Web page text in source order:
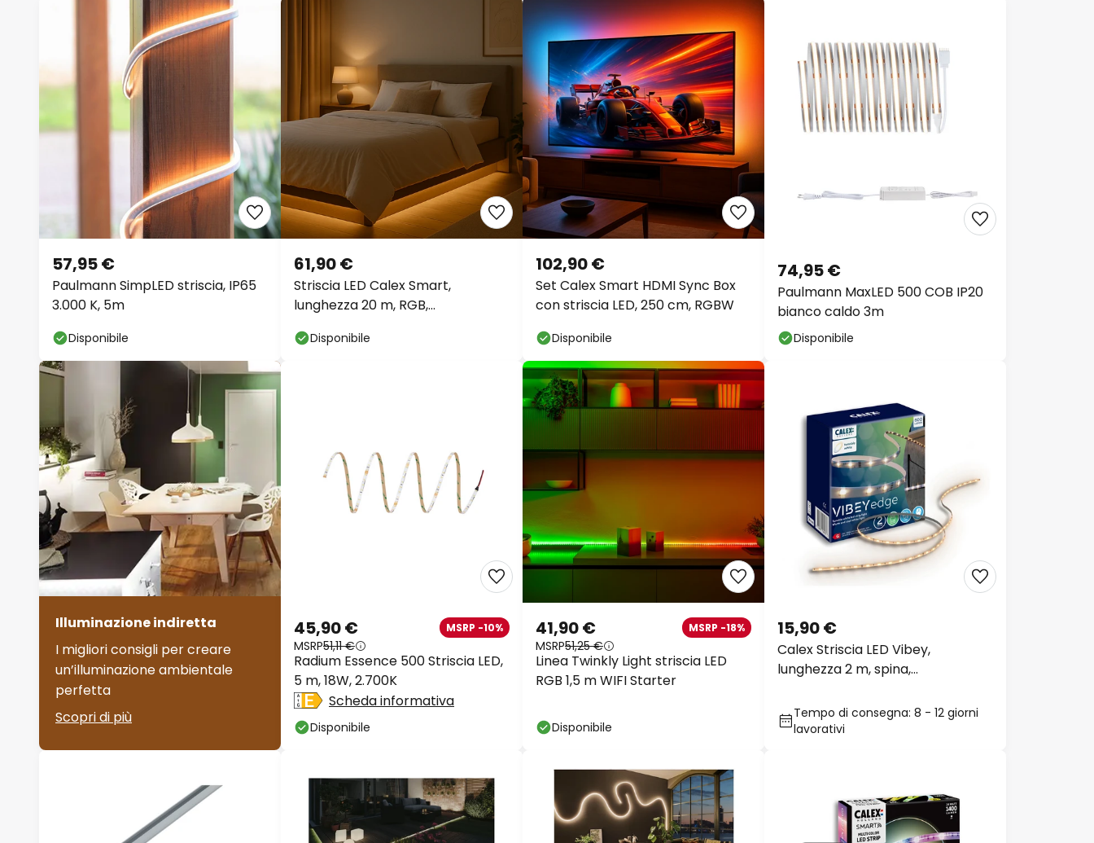
Paulmann SimpLED striscia, IP65
3.000 K, 5m
57,95 €
Disponibile
Striscia LED Calex Smart,
lunghezza 20 m, RGB,
61,90 €
Disponibile
Set Calex Smart HDMI Sync Box
con striscia LED, 250 cm, RGBW
102,90 €
Disponibile
Paulmann MaxLED 500 COB IP20
bianco caldo 3m
74,95 €
Disponibile
Illuminazione indiretta
I migliori consigli per creare
un’illuminazione ambientale
perfetta
Scopri di più
Radium Essence 500 Striscia LED,
5 m, 18W, 2.700K
45,90 € MSRP -10%
MSRP51,11 €
Scheda informativa
Disponibile
Linea Twinkly Light striscia LED
RGB 1,5 m WIFI Starter
41,90 € MSRP -18%
MSRP51,25 €
Disponibile
Calex Striscia LED Vibey,
lunghezza 2 m, spina,
15,90 €
Tempo di consegna: 8 - 12 giorni
lavorativi